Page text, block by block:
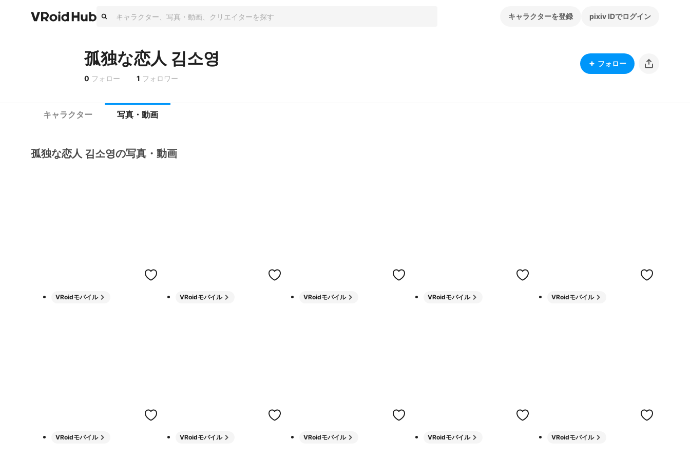
キャラクターを登録 pixiv IDでログイン
孤独な恋人 김소영
0 フォロー 1 フォロワー
フォロー
キャラクター 写真・動画
孤独な恋人 김소영の写真・動画
VRoidモバイル VRoidモバイル VRoidモバイル VRoidモバイル VRoidモバイル
VRoidモバイル VRoidモバイル VRoidモバイル VRoidモバイル VRoidモバイル